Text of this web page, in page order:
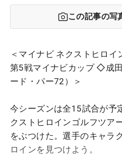
この記事の写
＜マイナビ ネクストヒロ
第5戦マイナビカップ ◇成
ード・パー72）＞
今シーズンは全15試合が予
クストヒロインゴルフツア
をぶつけた。選手のキャラ
ロインを見つけよう。